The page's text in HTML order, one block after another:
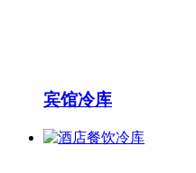
宾馆冷库